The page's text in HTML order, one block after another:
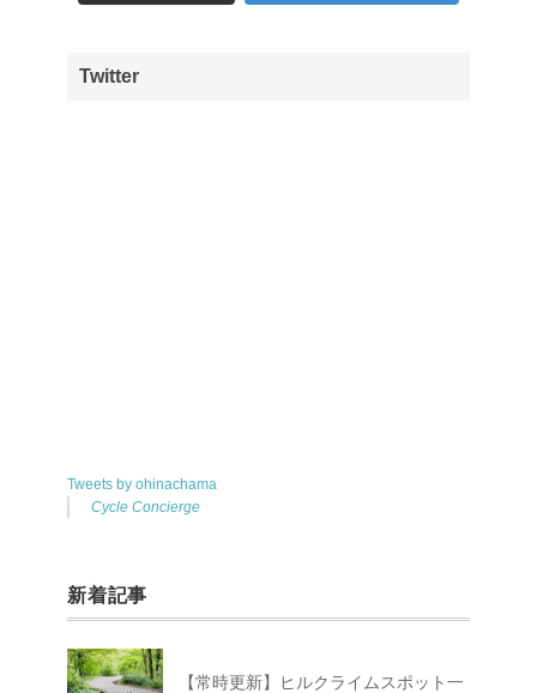
Twitter
Tweets by ohinachama
Cycle Concierge
新着記事
【常時更新】ヒルクライムスポット一